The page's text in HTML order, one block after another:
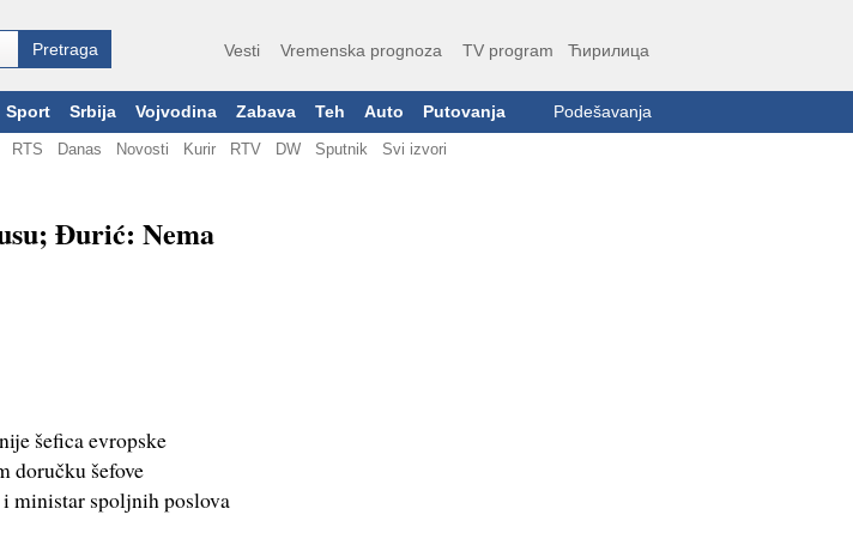
Vesti Vremenska prognoza TV program Ћирилица
Sport Srbija Vojvodina Zabava Teh Auto Putovanja Podešavanja
RTS Danas Novosti Kurir RTV DW Sputnik Svi izvori
Đurić: Nema
šefica evropske
doručku šefove
ministar spoljnih poslova